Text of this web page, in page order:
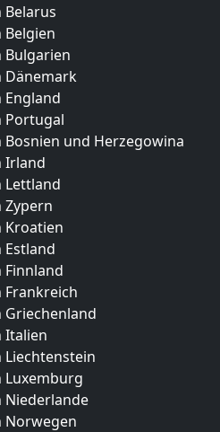
Belarus
Bulgarien
Dänemark
England
Portugal
und Herzegowina
Irland
Lettland
Zypern
Kroatien
Finnland
Frankreich
Griechenland
Italien
Liechtenstein
Luxemburg
Niederlande
Norwegen